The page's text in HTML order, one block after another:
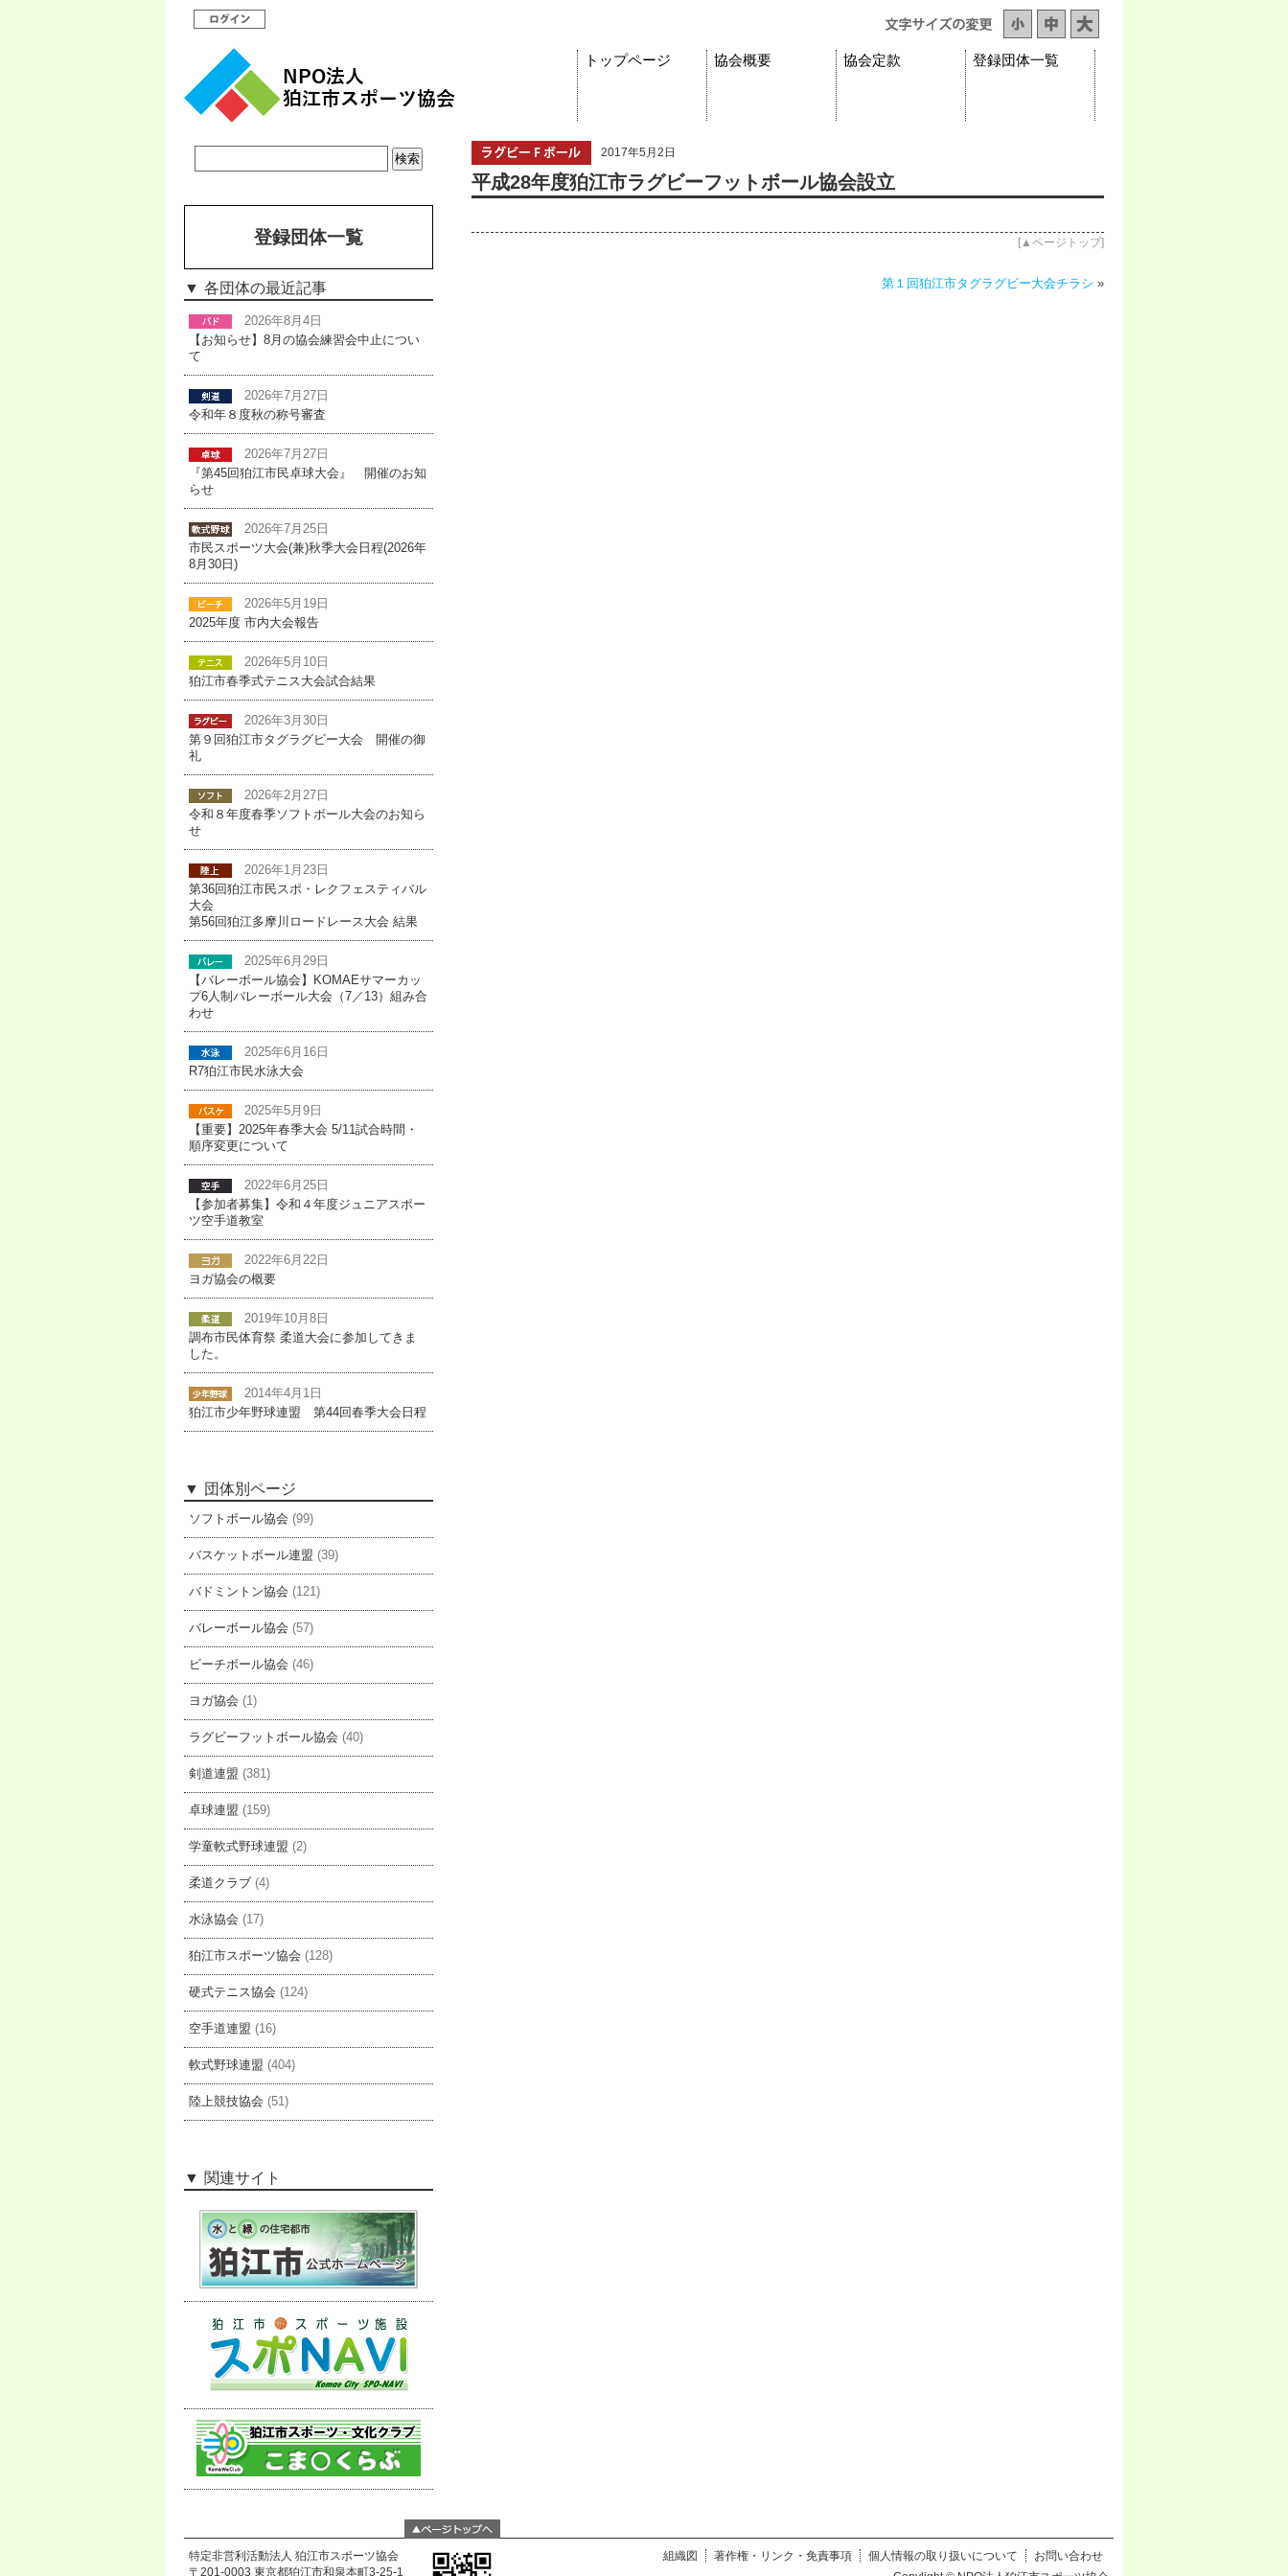
トップページ 協会概要 協会定款 登録団体一覧
2017年5月2日
平成28年度狛江市ラグビーフットボール協会設立
[▲ページトップ]
第１回狛江市タグラグビー大会チラシ »
登録団体一覧
各団体の最近記事
2026年8月4日
【お知らせ】8月の協会練習会中止につい
て
2026年7月27日
令和年８度秋の称号審査
2026年7月27日
『第45回狛江市民卓球大会』 開催のお知
らせ
2026年7月25日
市民スポーツ大会(兼)秋季大会日程(2026年
8月30日)
2026年5月19日
2025年度 市内大会報告
2026年5月10日
狛江市春季式テニス大会試合結果
2026年3月30日
第９回狛江市タグラグビー大会 開催の御
礼
2026年2月27日
令和８年度春季ソフトボール大会のお知ら
せ
2026年1月23日
第36回狛江市民スポ・レクフェスティバル
大会
第56回狛江多摩川ロードレース大会 結果
2025年6月29日
【バレーボール協会】KOMAEサマーカッ
プ6人制バレーボール大会（7／13）組み合
わせ
2025年6月16日
R7狛江市民水泳大会
2025年5月9日
【重要】2025年春季大会 5/11試合時間・
順序変更について
2022年6月25日
【参加者募集】令和４年度ジュニアスポー
ツ空手道教室
2022年6月22日
ヨガ協会の概要
2019年10月8日
調布市民体育祭 柔道大会に参加してきま
した。
2014年4月1日
狛江市少年野球連盟 第44回春季大会日程
団体別ページ
ソフトボール協会 (99)
バスケットボール連盟 (39)
バドミントン協会 (121)
バレーボール協会 (57)
ビーチボール協会 (46)
ヨガ協会 (1)
ラグビーフットボール協会 (40)
剣道連盟 (381)
卓球連盟 (159)
学童軟式野球連盟 (2)
柔道クラブ (4)
水泳協会 (17)
狛江市スポーツ協会 (128)
硬式テニス協会 (124)
空手道連盟 (16)
軟式野球連盟 (404)
陸上競技協会 (51)
関連サイト
特定非営利活動法人 狛江市スポーツ協会
〒201-0003 東京都狛江市和泉本町3-25-1
組織図 著作権・リンク・免責事項 個人情報の取り扱いについて
お問い合わせ